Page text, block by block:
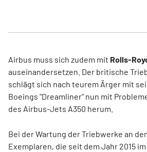
Airbus muss sich zudem mit Rolls-
auseinandersetzen. Der britische
schlägt sich nach teurem Ärger mit
Boeings "Dreamliner" nun mit
des Airbus-Jets A350 herum.
Bei der Wartung der Triebwerke an
Exemplaren, die seit dem Jahr 2015